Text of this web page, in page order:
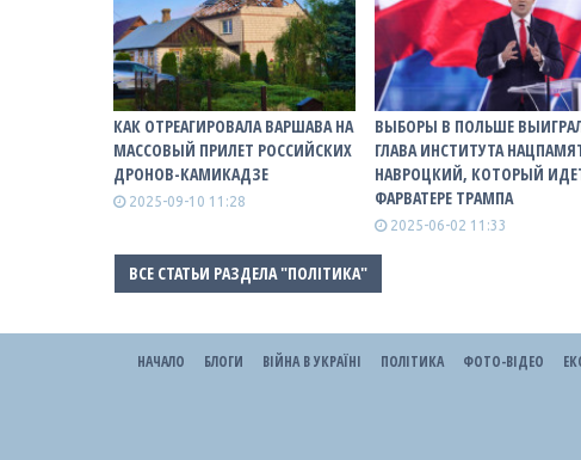
КАК ОТРЕАГИРОВАЛА ВАРШАВА НА
МАССОВЫЙ ПРИЛЕТ РОССИЙСКИХ
ДРОНОВ-КАМИКАДЗЕ
2025-09-10 11:28
ВЫБОРЫ В ПОЛЬШЕ
ГЛАВА ИНСТИТУТА
НАВРОЦКИЙ, КОТОРЫЙ
ФАРВАТЕРЕ ТРАМПА
2025-06-02 11:33
ВСЕ СТАТЬИ РАЗДЕЛА "ПОЛІТИКА"
НАЧАЛО БЛОГИ ВІЙНА В УКРАЇНІ ПОЛІТИКА ФОТО-ВІДЕО